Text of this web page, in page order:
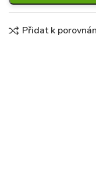
Přidat k